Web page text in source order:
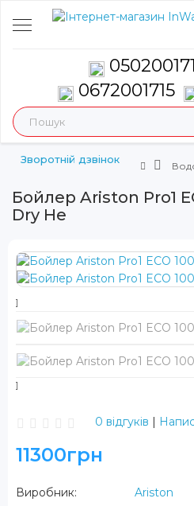
Зворотній дзвінок
0672001715
Бойлер Ariston Pro1
Dry He
0 відгуків |
11300грн
Виробник:
Ariston